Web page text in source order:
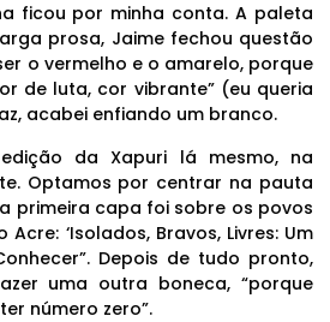
ficou por minha conta. A paleta
prosa, Jaime fechou questão
o vermelho e o amarelo, porque
de luta, cor vibrante” (eu queria
acabei enfiando um branco.
da Xapuri lá mesmo, na
Optamos por centrar na pauta
primeira capa foi sobre os povos
‘Isolados, Bravos, Livres: Um
Depois de tudo pronto,
uma outra boneca, “porque
número zero”.